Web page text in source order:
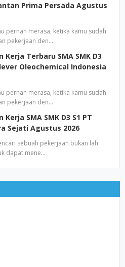
Prima Persada Agustus
pernah merasa, ketika kamu sudah
pekerjaan den…
Kerja Terbaru SMA SMK D3
Oleochemical Indonesia
pernah merasa, ketika kamu sudah
pekerjaan den…
Kerja SMA SMK D3 S1 PT
Sejati Agustus 2026
sebuah pekerjaan bukan lah
dapat mene…